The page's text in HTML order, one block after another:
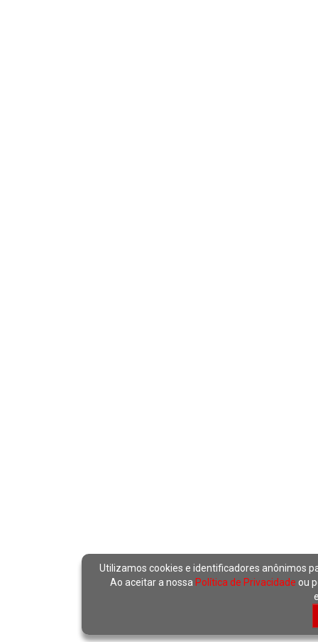
Utilizamos cookies e identificadores anônimos
Ao aceitar a nossa Política de Privacidade ou